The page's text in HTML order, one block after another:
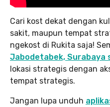
Cari kost dekat dengan
sakit, maupun tempat
ngekost di Rukita saja!
Jabodetabek, Surabaya
lokasi strategis dengan
tempat strategis.
Jangan lupa unduh